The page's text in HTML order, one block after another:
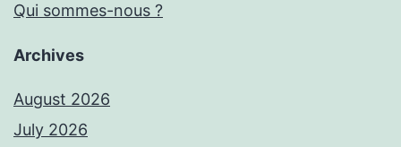
Qui sommes-nous ?
Archives
August 2026
July 2026